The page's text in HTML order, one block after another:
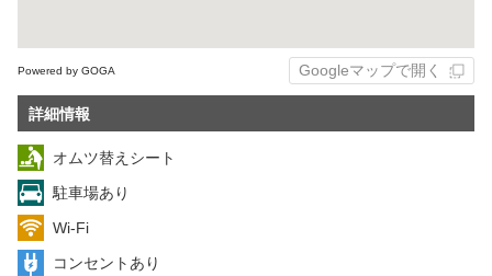
Powered by GOGA Googleマップで開く
詳細情報
オムツ替えシート
駐車場あり
Wi-Fi
コンセントあり